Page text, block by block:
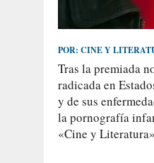
POR: CINE Y
Tras la premiada
radicada en
y de sus
la pornografía
«Cine y